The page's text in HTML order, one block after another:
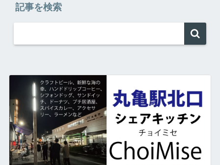
記事を検索